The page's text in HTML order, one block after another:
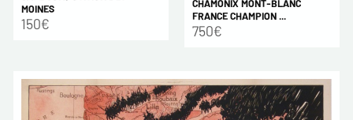
MOINES
150€
CHAMONIX MONT-BLANC
FRANCE CHAMPION ...
750€